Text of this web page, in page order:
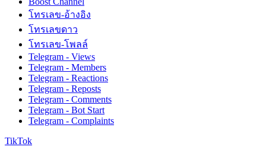
โทรเลข-อ้างอิง
โทรเลขดาว
โทรเลข-โพลล์
Telegram - Views
Telegram - Members
Telegram - Reactions
Telegram - Reposts
Telegram - Comments
Telegram - Bot Start
Telegram - Complaints
TikTok